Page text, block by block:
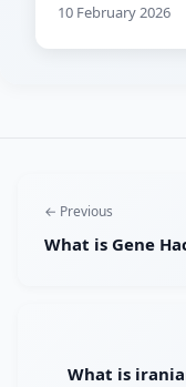
10 February 2026
← Previous
What is Gene
What is